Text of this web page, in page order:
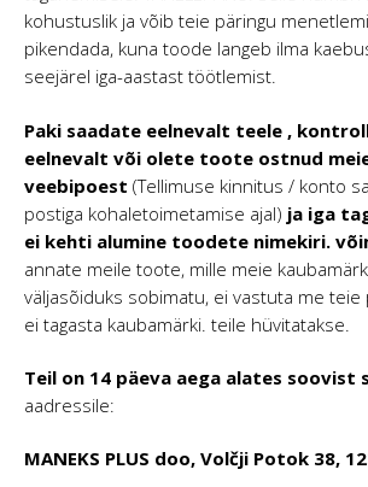
kohustuslik ja võib teie päringu
pikendada, kuna toode langeb ilma
seejärel iga-aastast töötlemist.
Paki saadate eelnevalt teele ,
eelnevalt või olete toote ostnud
veebipoest (Tellimuse kinnitus / konto
postiga kohaletoimetamise ajal) ja iga
ei kehti alumine toodete nimekiri.
annate meile toote, mille meie
väljasõiduks sobimatu, ei vastuta me teie
ei tagasta kaubamärki. teile hüvitatakse.
Teil on 14 päeva aega alates soovist
aadressile:
MANEKS PLUS doo, Volčji Potok 38,